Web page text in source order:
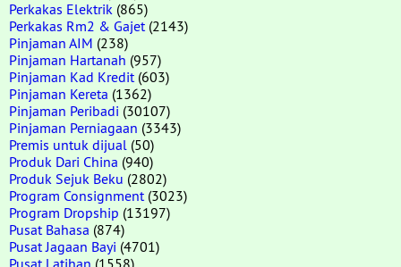
Perkakas Elektrik (865)
Perkakas Rm2 & Gajet (2143)
Pinjaman AIM (238)
Pinjaman Hartanah (957)
Pinjaman Kad Kredit (603)
Pinjaman Kereta (1362)
Pinjaman Peribadi (30107)
Pinjaman Perniagaan (3343)
Premis untuk dijual (50)
Produk Dari China (940)
Produk Sejuk Beku (2802)
Program Consignment (3023)
Program Dropship (13197)
Pusat Bahasa (874)
Pusat Jagaan Bayi (4701)
Pusat Latihan (1558)